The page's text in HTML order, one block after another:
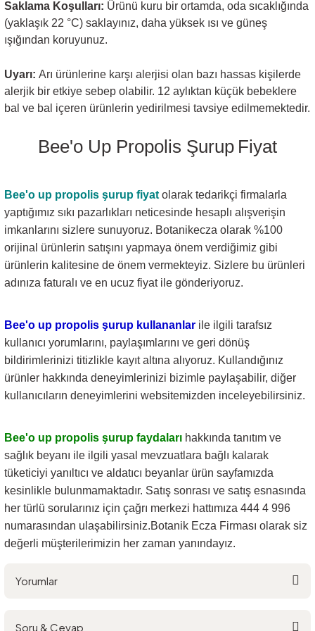
Saklama Koşulları: Ürünü kuru bir ortamda, oda sıcaklığında
(yaklaşık 22 °C) saklayınız, daha yüksek ısı ve güneş
ışığından koruyunuz.
Uyarı: Arı ürünlerine karşı alerjisi olan bazı hassas kişilerde
alerjik bir etkiye sebep olabilir. 12 aylıktan küçük bebeklere
bal ve bal içeren ürünlerin yedirilmesi tavsiye edilmemektedir.
Bee'o Up Propolis Şurup Fiyat
Bee'o up propolis şurup fiyat olarak tedarikçi firmalarla
yaptığımız sıkı pazarlıkları neticesinde hesaplı alışverişin
imkanlarını sizlere sunuyoruz. Botanikecza olarak %100
orijinal ürünlerin satışını yapmaya önem verdiğimiz gibi
ürünlerin kalitesine de önem vermekteyiz. Sizlere bu ürünleri
adınıza faturalı ve en ucuz fiyat ile gönderiyoruz.
Bee'o up propolis şurup kullananlar ile ilgili tarafsız
kullanıcı yorumlarını, paylaşımlarını ve geri dönüş
bildirimlerinizi titizlikle kayıt altına alıyoruz. Kullandığınız
ürünler hakkında deneyimlerinizi bizimle paylaşabilir, diğer
kullanıcıların deneyimlerini websitemizden inceleyebilirsiniz.
Bee'o up propolis şurup faydaları hakkında tanıtım ve
sağlık beyanı ile ilgili yasal mevzuatlara bağlı kalarak
tüketiciyi yanıltıcı ve aldatıcı beyanlar ürün sayfamızda
kesinlikle bulunmamaktadır. Satış sonrası ve satış esnasında
her türlü sorularınız için çağrı merkezi hattımıza 444 4 996
numarasından ulaşabilirsiniz.Botanik Ecza Firması olarak siz
değerli müşterilerimizin her zaman yanındayız.
Yorumlar
Soru & Cevap